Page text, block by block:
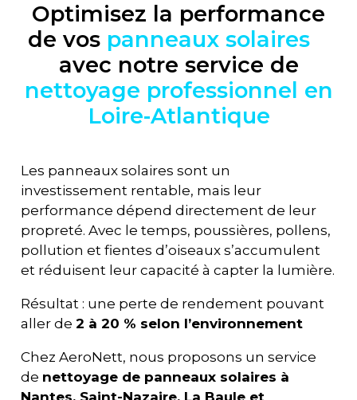
Optimisez la performance
de vos panneaux solaires
avec notre service de
nettoyage professionnel en
Loire-Atlantique
Les panneaux solaires sont un
investissement rentable, mais leur
performance dépend directement de leur
propreté. Avec le temps, poussières, pollens,
pollution et fientes d’oiseaux s’accumulent
et réduisent leur capacité à capter la lumière.
Résultat : une perte de rendement pouvant
aller de 2 à 20 % selon l’environnement
Chez AeroNett, nous proposons un service
de nettoyage de panneaux solaires à
Nantes, Saint-Nazaire, La Baule et